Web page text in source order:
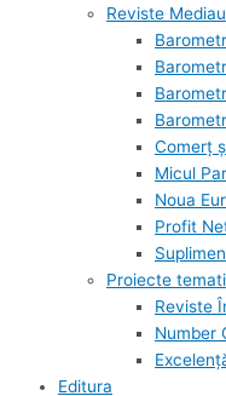
Reviste
Comerț
Micul
Noua
Profit
Proiecte
Reviste
Number
Editura